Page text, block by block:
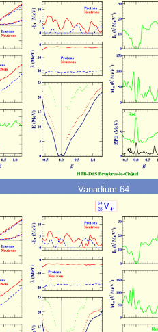
Vanadium 64